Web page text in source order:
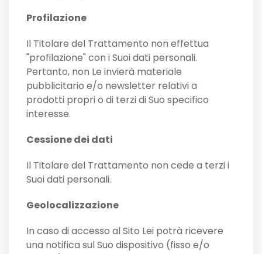
Profilazione
Il Titolare del Trattamento non effettua
"profilazione" con i Suoi dati personali.
Pertanto, non Le invierà materiale
pubblicitario e/o newsletter relativi a
prodotti propri o di terzi di Suo specifico
interesse.
Cessione dei dati
Il Titolare del Trattamento non cede a terzi i
Suoi dati personali.
Geolocalizzazione
In caso di accesso al Sito Lei potrà ricevere
una notifica sul Suo dispositivo (fisso e/o